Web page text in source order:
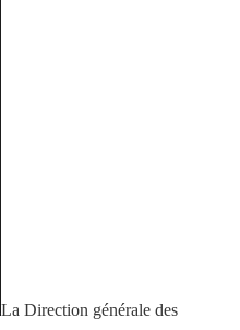
La Direction générale des